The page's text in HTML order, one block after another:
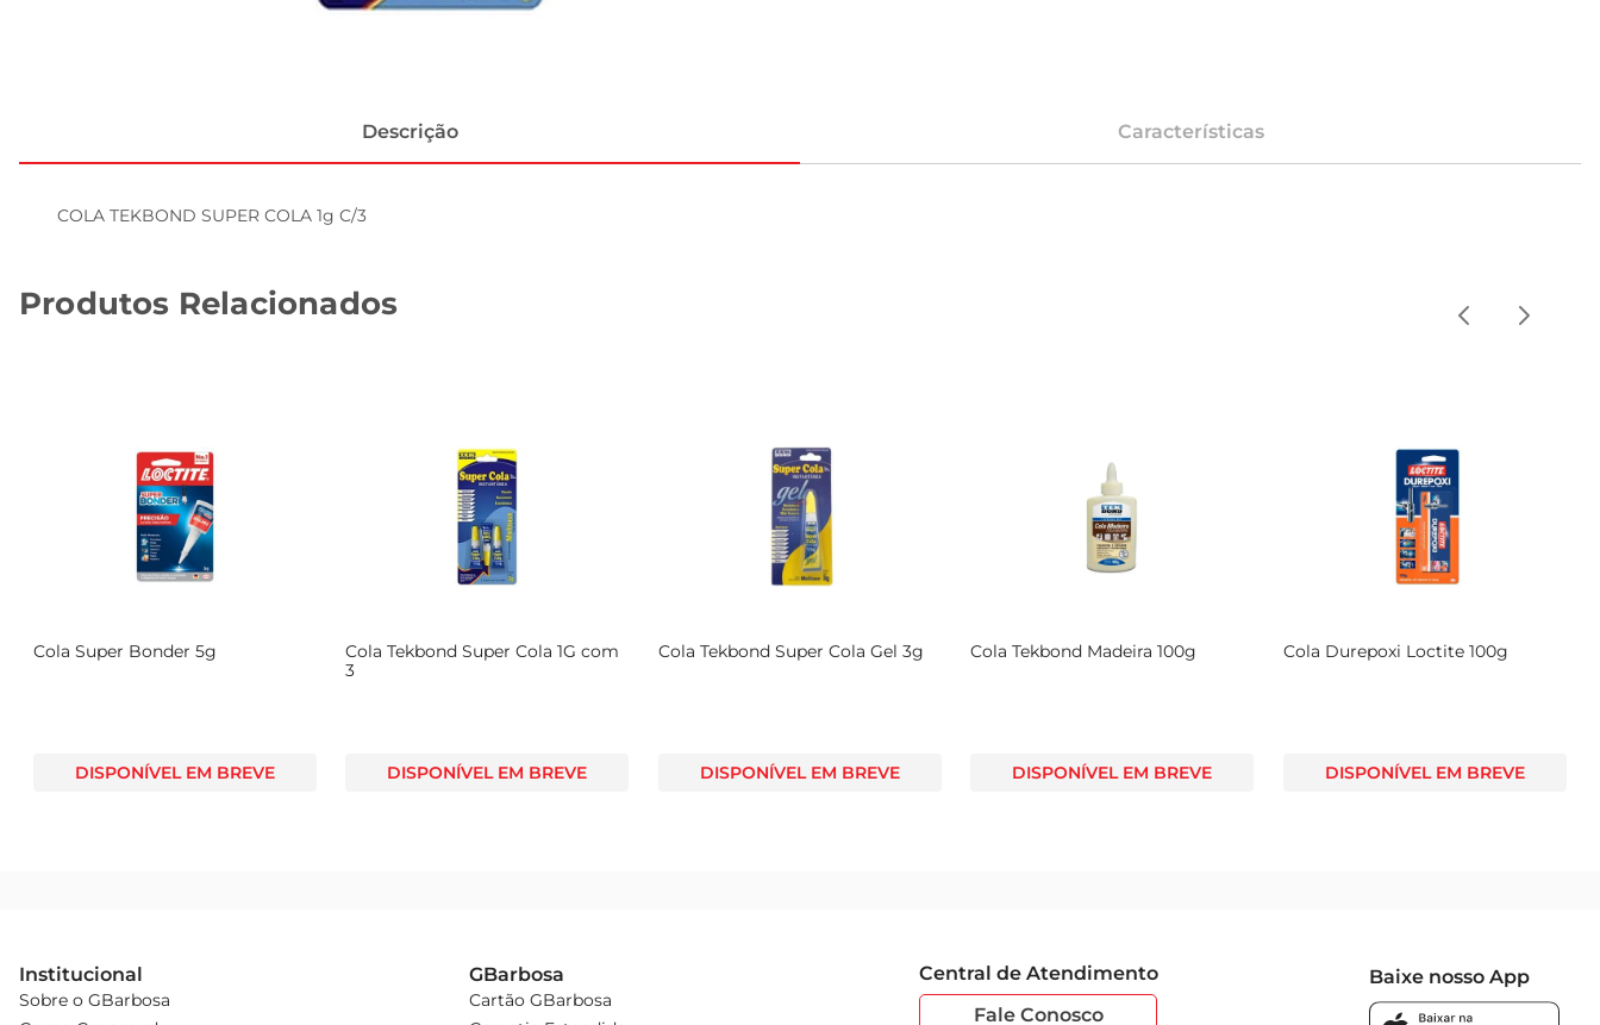
Descrição Características
COLA TEKBOND SUPER COLA 1g C/3
Produtos Relacionados
Cola Super Bonder 5g
DISPONÍVEL EM BREVE
Cola Tekbond Super Cola 1G com
3
DISPONÍVEL EM BREVE
Cola Tekbond Super Cola Gel 3g
DISPONÍVEL EM BREVE
Cola Tekbond Madeira 100g
DISPONÍVEL EM BREVE
Cola Durepoxi Loctite 100g
DISPONÍVEL EM BREVE
Institucional
Sobre o GBarbosa
GBarbosa
Cartão GBarbosa
Central de Atendimento
Fale Conosco
Baixe nosso App